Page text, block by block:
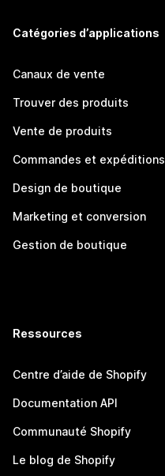
Catégories d’applications
Canaux de vente
Trouver des produits
Vente de produits
Commandes et expéditions
Design de boutique
Marketing et conversion
Gestion de boutique
Ressources
Centre d’aide de Shopify
Documentation API
Communauté Shopify
Le blog de Shopify